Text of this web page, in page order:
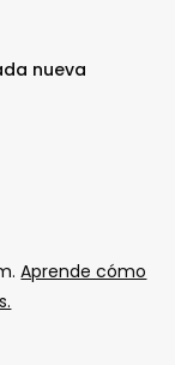
nueva
Aprende cómo